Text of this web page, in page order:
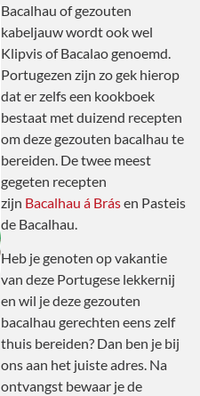
Bacalhau of gezouten
kabeljauw wordt ook wel
Klipvis of Bacalao genoemd.
Portugezen zijn zo gek hierop
dat er zelfs een kookboek
bestaat met duizend recepten
om deze gezouten bacalhau te
bereiden. De twee meest
gegeten recepten
zijn Bacalhau á Brásen Pasteis
de Bacalhau.
Heb je genoten op vakantie
van deze Portugese lekkernij
en wil je deze gezouten
bacalhau gerechten eens zelf
thuis bereiden? Dan ben je bij
ons aan het juiste adres. Na
ontvangst bewaar je de